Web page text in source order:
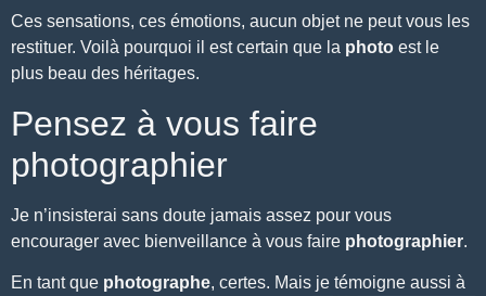
Ces sensations, ces émotions, aucun objet ne peut vous les
restituer. Voilà pourquoi il est certain que la photo est le
plus beau des héritages.
Pensez à vous faire
photographier
Je n’insisterai sans doute jamais assez pour vous
encourager avec bienveillance à vous faire photographier.
En tant que photographe, certes. Mais je témoigne aussi à